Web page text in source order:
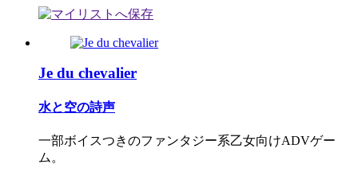
Je du chevalier
水と空の詩声
一部ボイスつきのファンタジー系乙女向けADVゲー
ム。